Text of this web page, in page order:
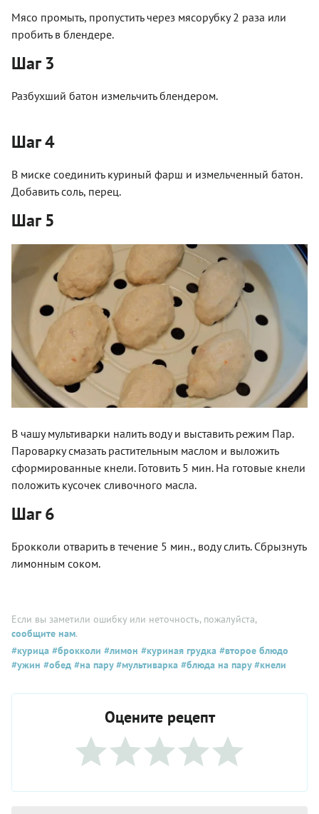
Мясо промыть, пропустить через мясорубку 2 раза или
пробить в блендере.
Шаг 3
Разбухший батон измельчить блендером.
Шаг 4
В миске соединить куриный фарш и измельченный батон.
Добавить соль, перец.
Шаг 5
В чашу мультиварки налить воду и выставить режим Пар.
Пароварку смазать растительным маслом и выложить
сформированные кнели. Готовить 5 мин. На готовые кнели
положить кусочек сливочного масла.
Шаг 6
Брокколи отварить в течение 5 мин., воду слить. Сбрызнуть
лимонным соком.
Если вы заметили ошибку или неточность, пожалуйста,
сообщите нам.
#курица #брокколи #лимон #куриная грудка #второе блюдо
#ужин #обед #на пару#мультиварка #блюда на пару#кнели
Оцените рецепт